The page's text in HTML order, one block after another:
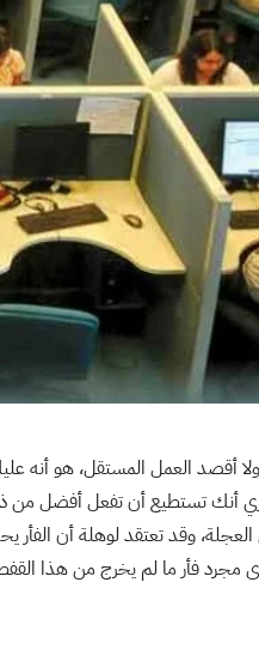
أقصد العمل المستقل، هو أنه
أنك تستطيع أن تفعل أفضل
وقد تعتقد لوهلة أن الفأر
فأر ما لم يخرج من هذا